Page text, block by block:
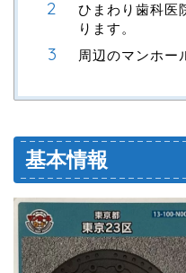
ひまわり歯科医
ります。
周辺のマンホー
基本情報